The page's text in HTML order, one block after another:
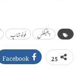
ایفیکٹس فوٹوشاپ
25
Facebook